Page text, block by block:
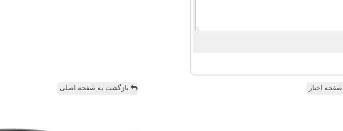
صفحه اخبار بازگشت به صفحه اصلی